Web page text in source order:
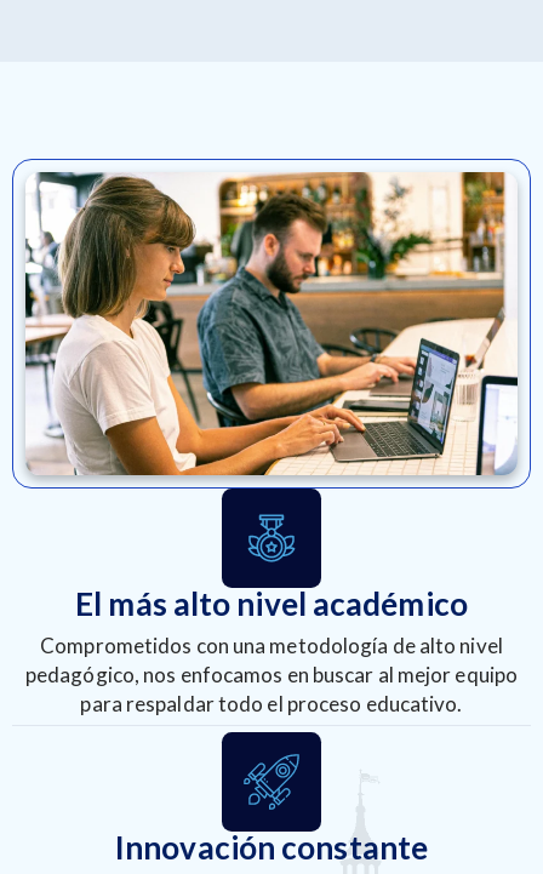
El más alto nivel académico
Comprometidos con una metodología de alto nivel
pedagógico, nos enfocamos en buscar al mejor equipo
para respaldar todo el proceso educativo.
Innovación constante